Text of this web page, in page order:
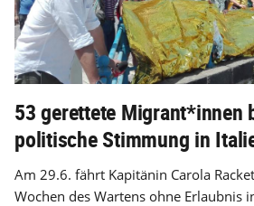
53 gerettete Migrant*innen
politische Stimmung in
Am 29.6. fährt Kapitänin Carola
Wochen des Wartens ohne Erlaubnis